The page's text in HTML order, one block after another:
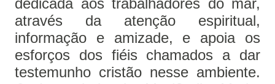
dedicada aos trabalhadores do mar,
através da atenção espiritual,
informação e amizade, e apoia os
esforços dos fiéis chamados a dar
testemunho cristão nesse ambiente.